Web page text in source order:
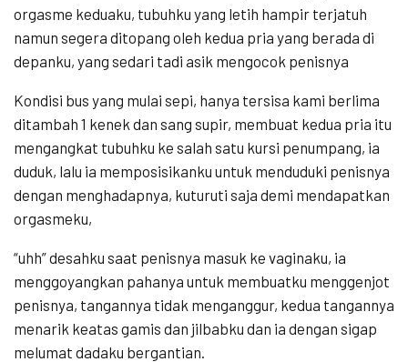
orgasme keduaku, tubuhku yang letih hampir terjatuh
namun segera ditopang oleh kedua pria yang berada di
depanku, yang sedari tadi asik mengocok penisnya
Kondisi bus yang mulai sepi, hanya tersisa kami berlima
ditambah 1 kenek dan sang supir, membuat kedua pria itu
mengangkat tubuhku ke salah satu kursi penumpang, ia
duduk, lalu ia memposisikanku untuk menduduki penisnya
dengan menghadapnya, kuturuti saja demi mendapatkan
orgasmeku,
“uhh” desahku saat penisnya masuk ke vaginaku, ia
menggoyangkan pahanya untuk membuatku menggenjot
penisnya, tangannya tidak menganggur, kedua tangannya
menarik keatas gamis dan jilbabku dan ia dengan sigap
melumat dadaku bergantian.